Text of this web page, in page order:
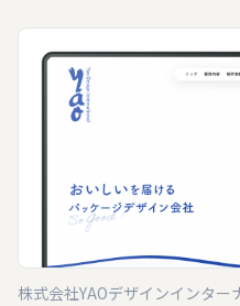
株式会社YAOデザインインター